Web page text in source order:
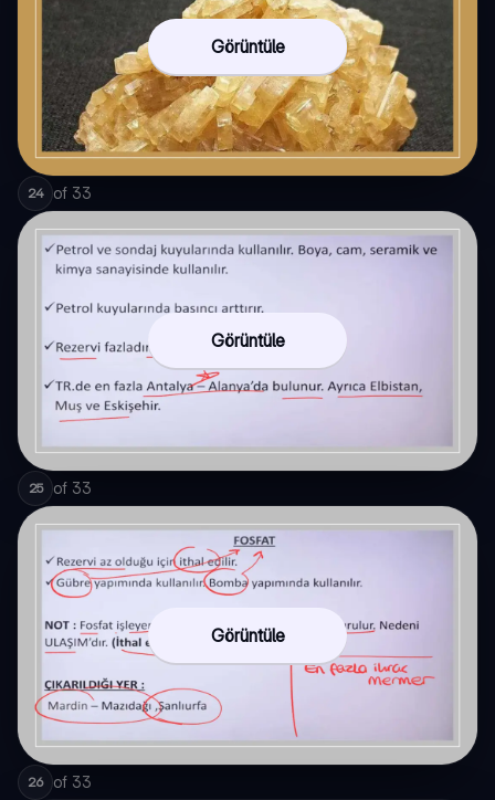
Görüntüle
24 of 33
Görüntüle
25 of 33
Görüntüle
26 of 33